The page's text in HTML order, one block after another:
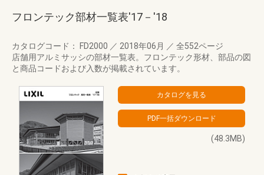
フロンテック部材一覧表'17－'18
カタログコード： FD2000 ／ 2018年06月 ／ 全552ページ
店舗用アルミサッシの部材一覧表。フロンテック形材、部品の図
と商品コードおよび入数が掲載されています。
(48.3MB)